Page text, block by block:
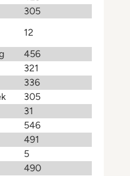
305
12
456
321
336
305
31
546
491
5
490